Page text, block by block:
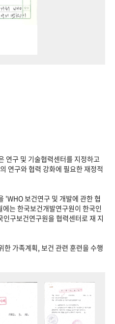
연구 및 기술협력센터를 지정하고
연구와 협력 강화에 필요한 재정적
'WHO 보건연구 및 개발에 관한 협
는 한국보건개발연구원이 한국인
구보건연구원을 협력센터로 재 지
한 가족계획, 보건 관련 훈련을 수행